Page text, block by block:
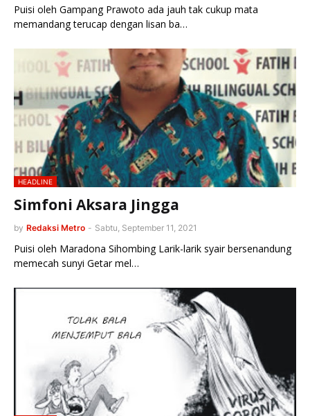
Puisi oleh Gampang Prawoto ada jauh tak cukup mata
memandang terucap dengan lisan ba…
HEADLINE
Simfoni Aksara Jingga
by Redaksi Metro - Sabtu, September 11, 2021
Puisi oleh Maradona Sihombing Larik-larik syair bersenandung
memecah sunyi Getar mel…